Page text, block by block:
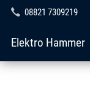
08821 7309219
Elektro Hammer